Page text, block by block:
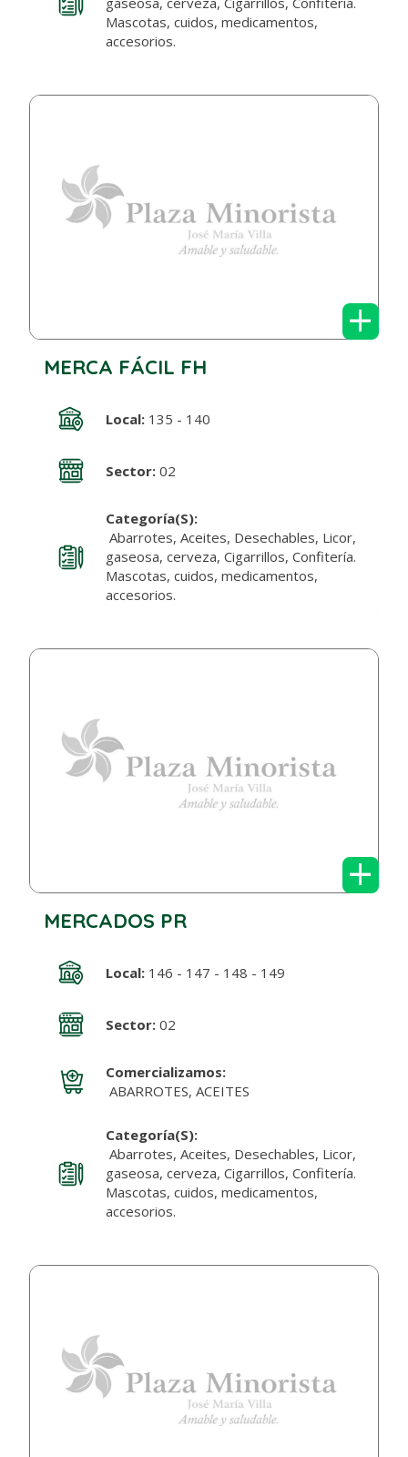
Mascotas, cuidos, medicamentos,
accesorios.
+
MERCA FÁCIL FH
Local:135 - 140
Sector:02
Categoría(s):
Abarrotes, Aceites, Desechables, Licor,
gaseosa, cerveza, Cigarrillos, Confitería.
Mascotas, cuidos, medicamentos,
accesorios.
+
MERCADOS PR
Local:146 - 147 - 148 - 149
Sector:02
Comercializamos:
ABARROTES, ACEITES
Categoría(s):
Abarrotes, Aceites, Desechables, Licor,
gaseosa, cerveza, Cigarrillos, Confitería.
Mascotas, cuidos, medicamentos,
accesorios.